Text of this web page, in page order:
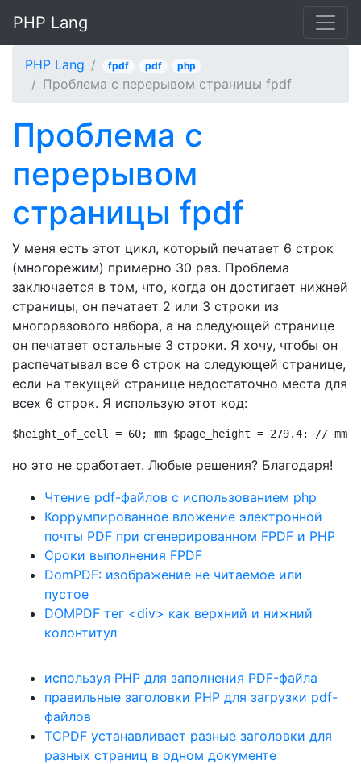
PHP Lang
PHP Lang fpdf pdf php
Проблема с перерывом страницы fpdf
Проблема с
перерывом
страницы fpdf
У меня есть этот цикл, который печатает 6 строк
(многорежим) примерно 30 раз. Проблема
заключается в том, что, когда он достигает нижней
страницы, он печатает 2 или 3 строки из
многоразового набора, а на следующей странице
он печатает остальные 3 строки. Я хочу, чтобы он
распечатывал все 6 строк на следующей странице,
если на текущей странице недостаточно места для
всех 6 строк. Я использую этот код:
$height_of_cell = 60; mm $page_height = 279.4; //
но это не сработает. Любые решения? Благодаря!
Чтение pdf-файлов с использованием php
Коррумпированное вложение электронной
почты PDF при сгенерированном FPDF и PHP
Сроки выполнения FPDF
DomPDF: изображение не читаемое или
пустое
DOMPDF тег <div> как верхний и нижний
колонтитул
используя PHP для заполнения PDF-файла
правильные заголовки PHP для загрузки pdf-
файлов
TCPDF устанавливает разные заголовки для
разных страниц в одном документе